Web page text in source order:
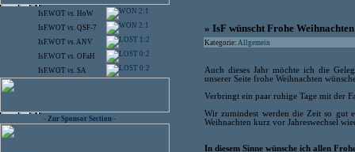
IsF.WOT vs. HoW 2:1
IsF.WOT vs. QSF-7 2:1
IsF.WOT vs.ANV 1:2
IsF.WOT vs. OFaH 0:2
IsF.WOT vs. SA 0:2
- Zur Sponsor Section -
» IsF wünscht Frohe
Kategorie: Allgemein
Auch dieses Jahr möchte ich die
unserer Seite frohe Weihnachten
Verbringt ein paar ruhige Tage mit der
Wir zumindest werden die Zeit so gut
Weihnachten kurz vor Jahreswechsel
In diesem Sinne wünsche ich allen